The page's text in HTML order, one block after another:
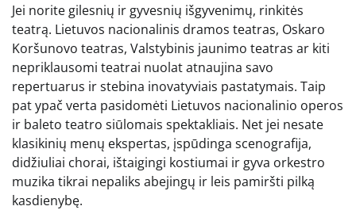
Jei norite gilesnių ir gyvesnių išgyvenimų, rinkitės
teatrą. Lietuvos nacionalinis dramos teatras, Oskaro
Koršunovo teatras, Valstybinis jaunimo teatras ar kiti
nepriklausomi teatrai nuolat atnaujina savo
repertuarus ir stebina inovatyviais pastatymais. Taip
pat ypač verta pasidomėti Lietuvos nacionalinio operos
ir baleto teatro siūlomais spektakliais. Net jei nesate
klasikinių menų ekspertas, įspūdinga scenografija,
didžiuliai chorai, ištaigingi kostiumai ir gyva orkestro
muzika tikrai nepaliks abejingų ir leis pamiršti pilką
kasdienybę.